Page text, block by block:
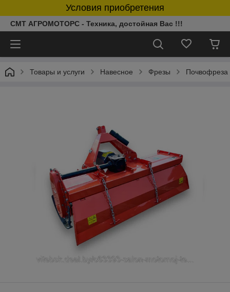
Условия приобретения
СМТ АГРОМОТОРС - Техника, достойная Вас !!!
Товары и услуги Навесное Фрезы Почвофреза